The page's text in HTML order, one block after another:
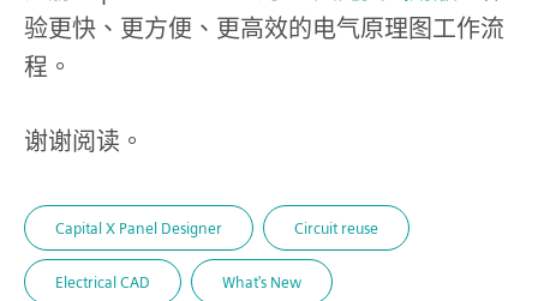
验更快、更方便、更高效的电气原理图工作流
程。
谢谢阅读。
Capital X Panel Designer Circuit reuse
Electrical CAD What's New